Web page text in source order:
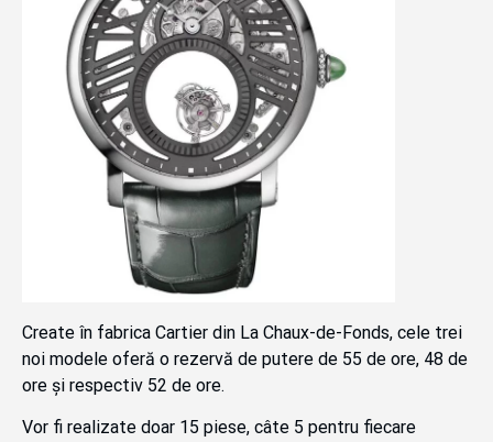
Create în fabrica Cartier din La Chaux-de-Fonds, cele trei
noi modele oferă o rezervă de putere de 55 de ore, 48 de
ore și respectiv 52 de ore.
Vor fi realizate doar 15 piese, câte 5 pentru fiecare